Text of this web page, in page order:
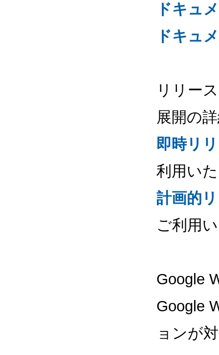
ドキュ
ドキュ
リリー
展開の
即時リ
利用い
計画的
ご利用
Google
Google
ョンが